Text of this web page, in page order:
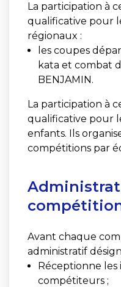
La participation à
qualificative pour
régionaux :
les coupes
kata et combat
BENJAMIN.
La participation à
qualificative pour
enfants. Ils
compétitions par
Avant chaque
administratif
Réceptionne les
compétiteurs ;